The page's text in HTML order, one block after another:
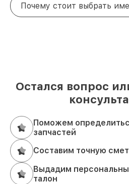
Почему стоит выбрать
Остался вопрос
Поможем
запчастей
Составим точную
Выдадим
талон